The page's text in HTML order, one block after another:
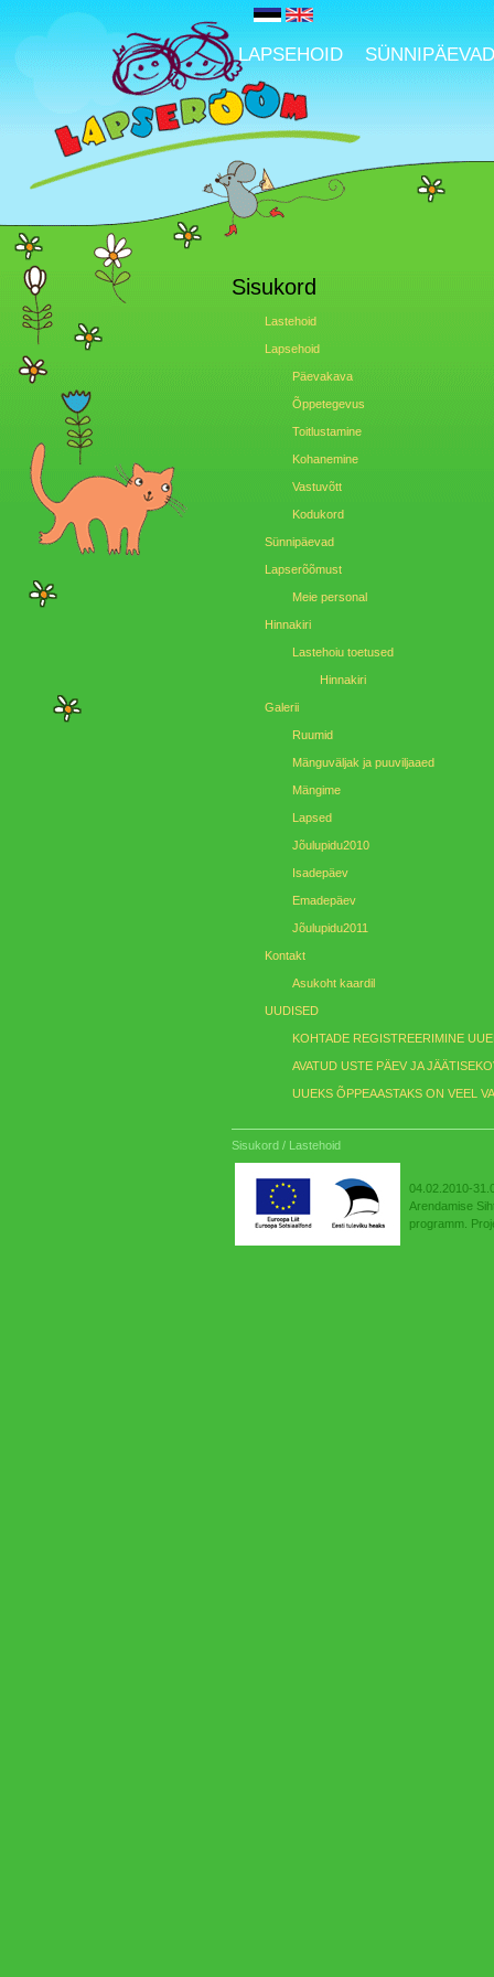
LAPSEHOID SÜNNIPÄEVAD
Sisukord
Lastehoid
Lapsehoid
Päevakava
Õppetegevus
Toitlustamine
Kohanemine
Vastuvõtt
Kodukord
Sünnipäevad
Lapserõõmust
Meie personal
Hinnakiri
Lastehoiu toetused
Hinnakiri
Galerii
Ruumid
Mänguväljak ja puuviljaaed
Mängime
Lapsed
Jõulupidu2010
Isadepäev
Emadepäev
Jõulupidu2011
Kontakt
Asukoht kaardil
UUDISED
KOHTADE REGISTREERIMINE
AVATUD USTE PÄEV JA
UUEKS ÕPPEAASTAKS ON VEEL
Sisukord / Lastehoid
04.02.2010-
Arendamise
programm.